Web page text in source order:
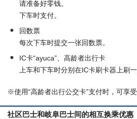
请准备好零钱。
下车时支付。
回数票
每次下车时提交一张回数票。
IC卡“ayuca”、高龄者出行卡
上车和下车时分别在IC卡刷卡器上刷一
※使用“高龄者出行公交卡”支付时，可享受
社区巴士和岐阜巴士间的相互换乘优惠